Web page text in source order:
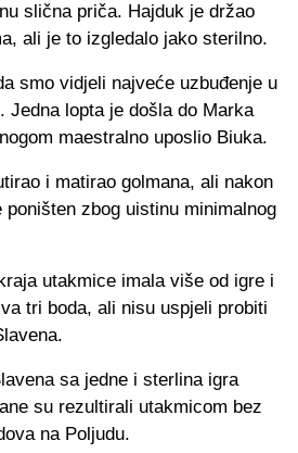
slična priča. Hajduk je držao
ali je to izgledalo jako sterilno.
smo vidjeli najveće uzbuđenje u
Jedna lopta je došla do Marka
maestralno uposlio Biuka.
i matirao golmana, ali nakon
poništen zbog uistinu minimalnog
utakmice imala više od igre i
tri boda, ali nisu uspjeli probiti
sa jedne i sterlina igra
su rezultirali utakmicom bez
na Poljudu.